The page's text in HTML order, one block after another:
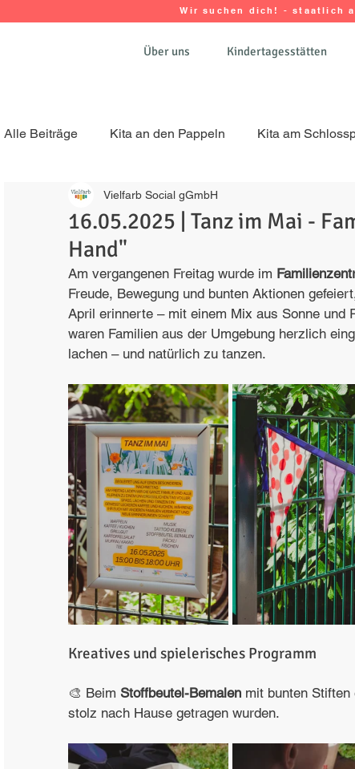
Wir suchen dich! - staatlich
Über uns Kindertagesstätten
Alle Beiträge Kita an den Pappeln Kita am
Kita am Zauberberg Kita am Wald
Kita am Birkenwäldchen
Aktuelles Vielfarb Kinderseiten Vielfarb Gruppe
16.05.2025 | Tanz im Mai -
Hand"
Vielfarb Social gGmbH
Am vergangenen Freitag wurde im
Freude, Bewegung und bunten Aktionen
April erinnerte – mit einem Mix aus Sonne und
waren Familien aus der Umgebung herzlich
lachen – und natürlich zu tanzen.
Kreatives und spielerisches Programm
🎨 Beim Stoffbeutel-Bemalen mit bunten
stolz nach Hause getragen wurden.